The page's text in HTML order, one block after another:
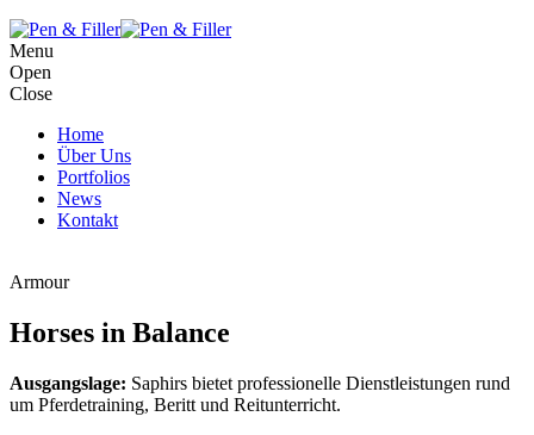
Menu
Open
Close
Home
Über Uns
Portfolios
News
Kontakt
Armour
Horses in Balance
Ausgangslage: Saphirs bietet professionelle Dienstleistungen rund
um Pferdetraining, Beritt und Reitunterricht.